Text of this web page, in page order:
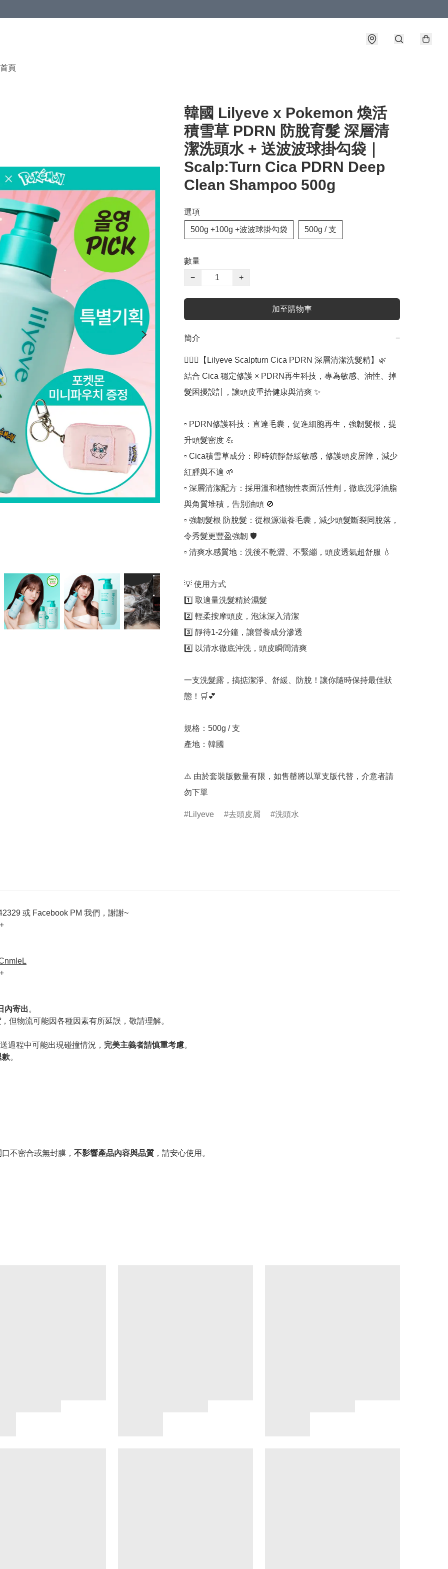
首頁
韓國 Lilyeve x Pokemon 煥活
積雪草 PDRN 防脫育髮 深層清
潔洗頭水 + 送波波球掛勾袋｜
Scalp:Turn Cica PDRN Deep
Clean Shampoo 500g
選項
500g +100g +波波球掛勾袋 500g / 支
數量
−
+
加至購物車
簡介 −
💆🏻‍♀️【Lilyeve Scalpturn Cica PDRN 深層清潔洗髮精】🌿
結合 Cica 穩定修護 × PDRN再生科技，專為敏感、油性、掉
髮困擾設計，讓頭皮重拾健康與清爽 ✨
▫️ PDRN修護科技：直達毛囊，促進細胞再生，強韌髮根，提
升頭髮密度 💪
▫️ Cica積雪草成分：即時鎮靜舒緩敏感，修護頭皮屏障，減少
紅腫與不適 🌱
▫️ 深層清潔配方：採用溫和植物性表面活性劑，徹底洗淨油脂
與角質堆積，告別油頭 🚫
▫️ 強韌髮根 防脫髮：從根源滋養毛囊，減少頭髮斷裂同脫落，
令秀髮更豐盈強韌 🛡️
▫️ 清爽水感質地：洗後不乾澀、不緊繃，頭皮透氣超舒服 💧
💡 使用方式
1️⃣ 取適量洗髮精於濕髮
2️⃣ 輕柔按摩頭皮，泡沫深入清潔
3️⃣ 靜待1-2分鐘，讓營養成分滲透
4️⃣ 以清水徹底沖洗，頭皮瞬間清爽
一支洗髮露，搞掂潔淨、舒緩、防脫！讓你隨時保持最佳狀
態！🛒💕
規格：500g / 支
產地：韓國
⚠️ 由於套裝版數量有限，如售罄將以單支版代替，介意者請
勿下單
Lilyeve 去頭皮屑 洗頭水
或 Facebook PM 我們，謝謝~
內寄出。
，但物流可能因各種因素有所延誤，敬請理解。
過程中可能出現碰撞情況， 完美主義者請慎重考慮。
款。
不密合或無封膜， 不影響產品內容與品質 ，請安心使用。